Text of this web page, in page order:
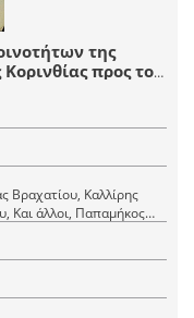
της
προς τον
οποία έχουν
Βραχατίου, Καλλίρης
Και άλλοι, Παπαμήκος